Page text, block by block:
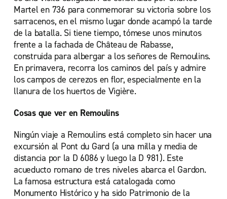
Martel en 736 para conmemorar su victoria sobre los
sarracenos, en el mismo lugar donde acampó la tarde
de la batalla. Si tiene tiempo, tómese unos minutos
frente a la fachada de Château de Rabasse,
construida para albergar a los señores de Remoulins.
En primavera, recorra los caminos del país y admire
los campos de cerezos en flor, especialmente en la
llanura de los huertos de Vigière.
Cosas que ver en Remoulins
Ningún viaje a Remoulins está completo sin hacer una
excursión al Pont du Gard (a una milla y media de
distancia por la D 6086 y luego la D 981). Este
acueducto romano de tres niveles abarca el Gardon.
La famosa estructura está catalogada como
Monumento Histórico y ha sido Patrimonio de la